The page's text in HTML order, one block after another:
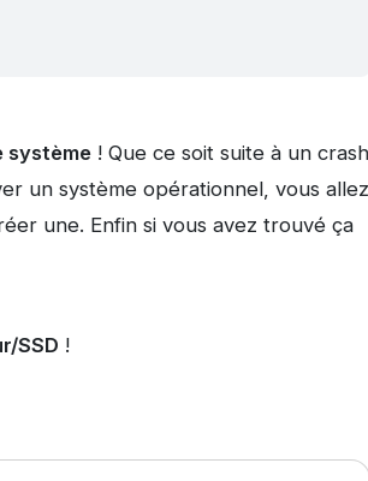
système! Que ce soit suite à un crash
un système opérationnel, vous allez
une. Enfin si vous avez trouvé ça
SSD !